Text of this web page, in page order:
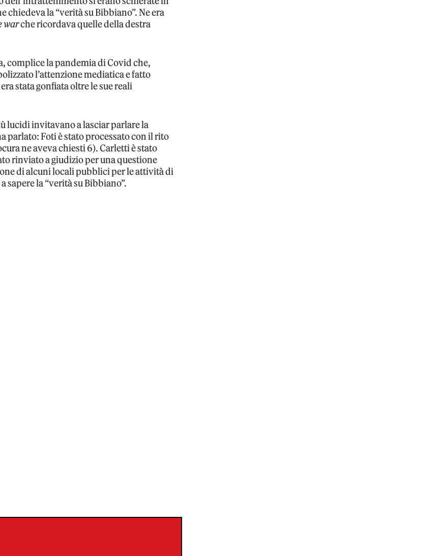
la “verità su Bibbiano”. Ne era
warche ricordava quelle della destra
complice la pandemia di Covid che,
l’attenzione mediatica e fatto
stata gonfiata oltre le sue reali
lucidi invitavano a lasciar parlare la
parlato: Foti è stato processato con il rito
ne aveva chiesti 6). Carletti è stato
rinviato a giudizio per una questione
di alcuni locali pubblici per le attività di
la “verità su Bibbiano”.